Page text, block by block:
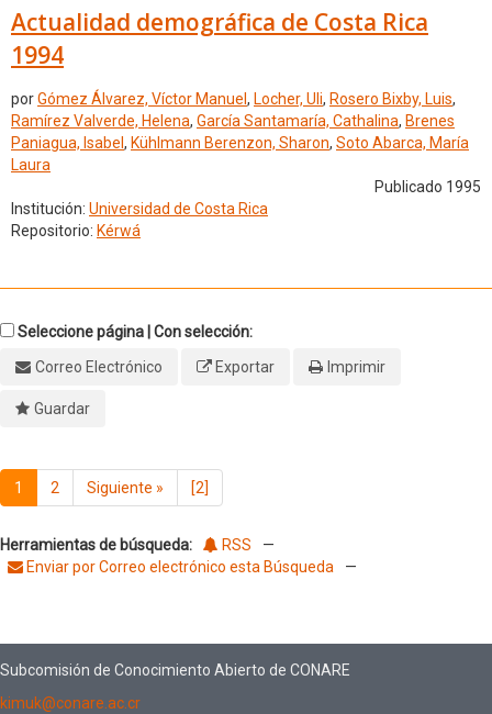
Actualidad demográfica de Costa Rica
1994
porGómez Álvarez, Víctor Manuel , Locher, Uli, Rosero Bixby, Luis,
Ramírez Valverde, Helena, García Santamaría, Cathalina, Brenes
Paniagua, Isabel , Kühlmann Berenzon, Sharon, Soto Abarca, María
Laura
Publicado 1995
Institución: Universidad de Costa Rica
Repositorio: Kérwá
Seleccione página | Con selección:
Correo Electrónico
Exportar Imprimir
Guardar
1 2 Siguiente » [2]
Herramientas de búsqueda: RSS
—
Enviar por Correo electrónico esta Búsqueda
—
Subcomisión de Conocimiento Abierto de CONARE
kimuk@conare.ac.cr